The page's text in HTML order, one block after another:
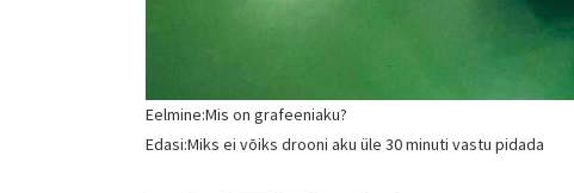
Eelmine:Mis on grafeeniaku?
Edasi:Miks ei võiks drooni aku üle 30 minuti vastu pidada